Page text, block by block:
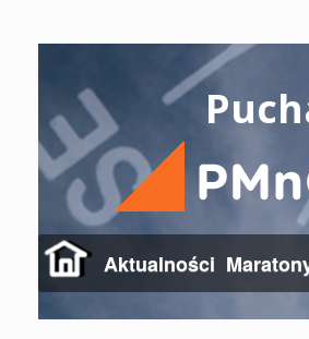
Aktualności